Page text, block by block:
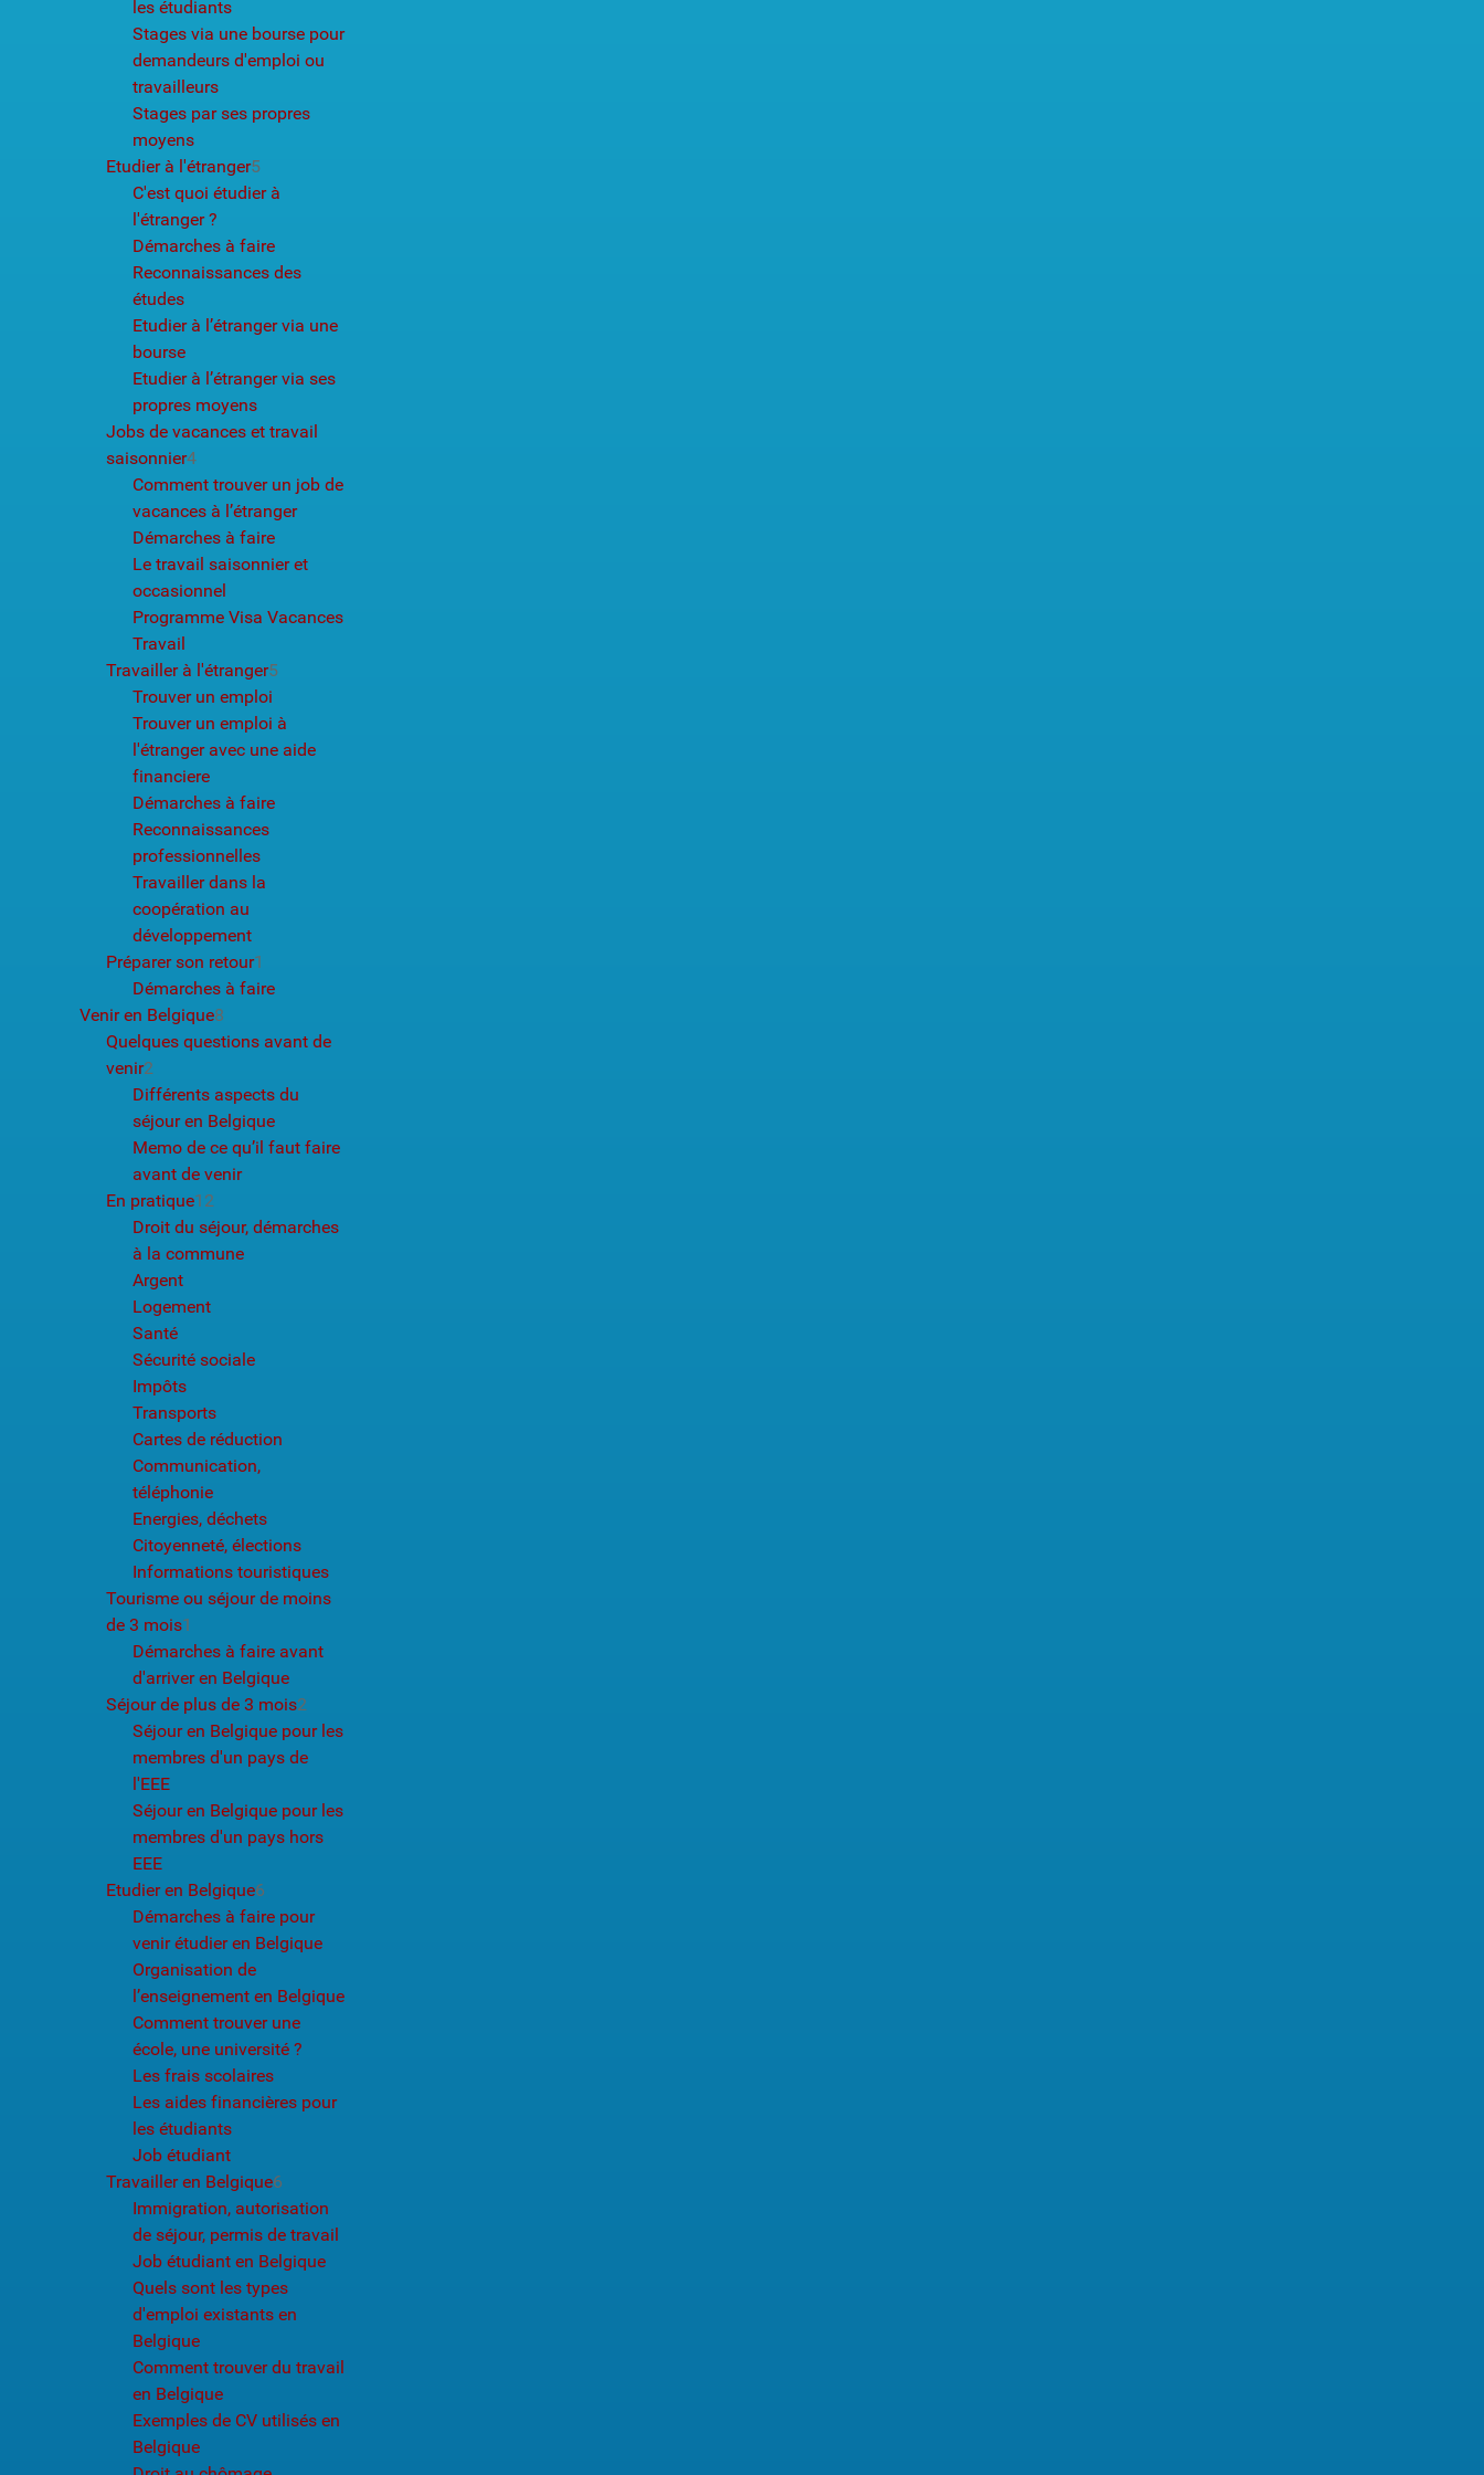
les étudiants
Stages via une bourse pour
demandeurs d'emploi ou
travailleurs
Stages par ses propres
moyens
Etudier à l'étranger5
C'est quoi étudier à
l'étranger ?
Démarches à faire
Reconnaissances des
études
Etudier à l’étranger via une
bourse
Etudier à l’étranger via ses
propres moyens
Jobs de vacances et travail
saisonnier4
Comment trouver un job de
vacances à l’étranger
Démarches à faire
Le travail saisonnier et
occasionnel
Programme Visa Vacances
Travail
Travailler à l'étranger5
Trouver un emploi
Trouver un emploi à
l'étranger avec une aide
financiere
Démarches à faire
Reconnaissances
professionnelles
Travailler dans la
coopération au
développement
Préparer son retour1
Démarches à faire
Venir en Belgique8
Quelques questions avant de
venir2
Différents aspects du
séjour en Belgique
Memo de ce qu’il faut faire
avant de venir
En pratique12
Droit du séjour, démarches
à la commune
Argent
Logement
Santé
Sécurité sociale
Impôts
Transports
Cartes de réduction
Communication,
téléphonie
Energies, déchets
Citoyenneté, élections
Informations touristiques
Tourisme ou séjour de moins
de 3 mois1
Démarches à faire avant
d'arriver en Belgique
Séjour de plus de 3 mois2
Séjour en Belgique pour les
membres d'un pays de
l'EEE
Séjour en Belgique pour les
membres d'un pays hors
EEE
Etudier en Belgique6
Démarches à faire pour
venir étudier en Belgique
Organisation de
l’enseignement en Belgique
Comment trouver une
école, une université ?
Les frais scolaires
Les aides financières pour
les étudiants
Job étudiant
Travailler en Belgique6
Immigration, autorisation
de séjour, permis de travail
Job étudiant en Belgique
Quels sont les types
d'emploi existants en
Belgique
Comment trouver du travail
en Belgique
Exemples de CV utilisés en
Belgique